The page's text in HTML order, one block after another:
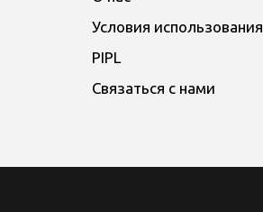
Условия использования
PIPL
Связаться с нами